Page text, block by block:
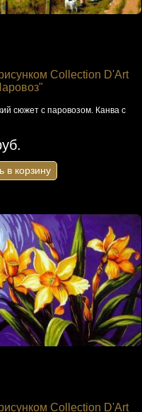
Collection D'Art
сюжет с паровозом. Канва с
в корзину
Collection D'Art